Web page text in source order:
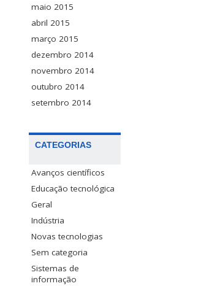
maio 2015
abril 2015
março 2015
dezembro 2014
novembro 2014
outubro 2014
setembro 2014
CATEGORIAS
Avanços científicos
Educação tecnológica
Geral
Indústria
Novas tecnologias
Sem categoria
Sistemas de
informação